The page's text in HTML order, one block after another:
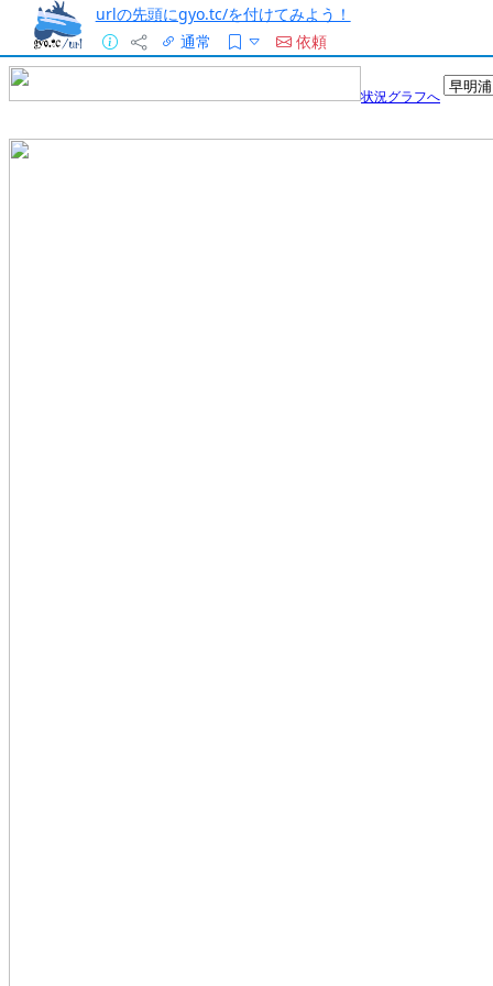
urlの先頭にgyo.tc/を付けてみよう！
通常
依頼